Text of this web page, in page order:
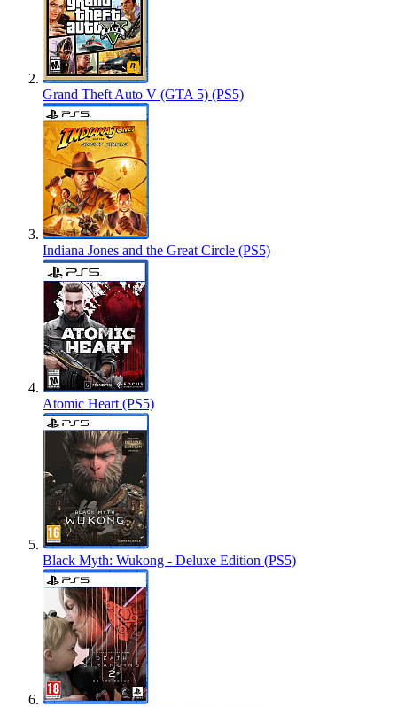
Grand Theft Auto V (GTA 5) (PS5)
Indiana Jones and the Great Circle (PS5)
Atomic Heart (PS5)
Black Myth: Wukong - Deluxe Edition (PS5)